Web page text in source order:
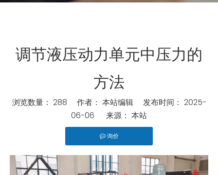
调节液压动力单元中压力的
方法
浏览数量： 288 作者： 本站编辑 发布时间： 2025-
06-06 来源： 本站
询价